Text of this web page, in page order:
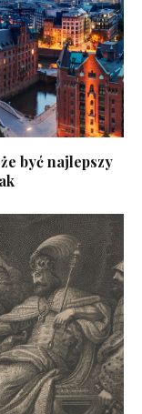
być najlepszy